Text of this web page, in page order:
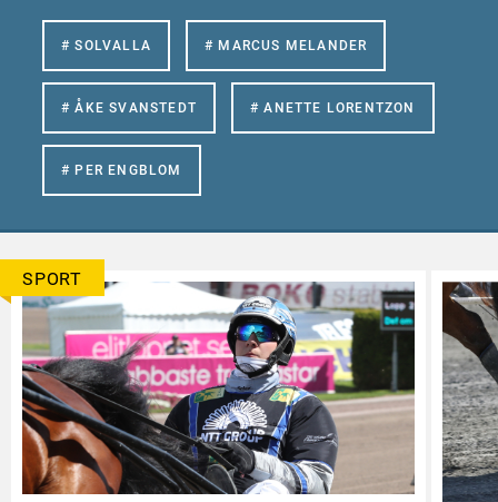
# SOLVALLA # MARCUS MELANDER
# ÅKE SVANSTEDT # ANETTE LORENTZON
# PER ENGBLOM
SPORT